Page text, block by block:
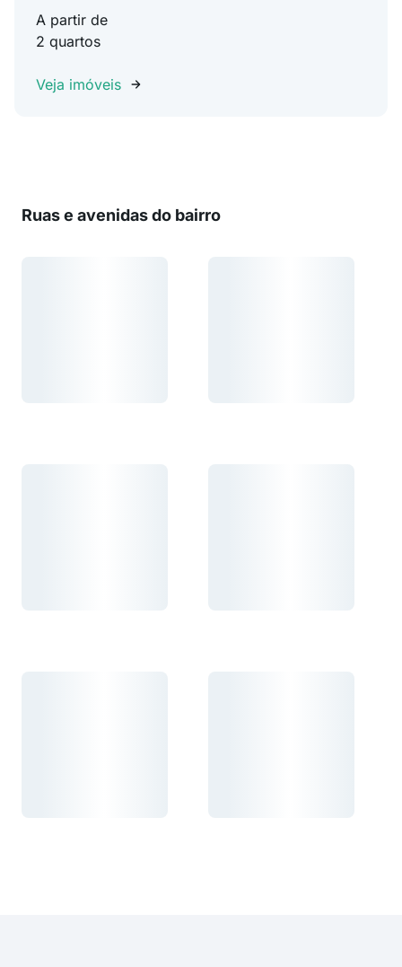
A partir de
2 quartos
Veja imóveis
Ruas e avenidas do bairro